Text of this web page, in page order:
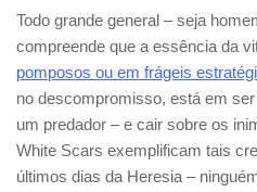
Todo grande general – seja
compreende que a essência da
pomposos ou em frágeis
no descompromisso, está em
um predador – e cair sobre os
White Scars exemplificam tais
últimos dias da Heresia –